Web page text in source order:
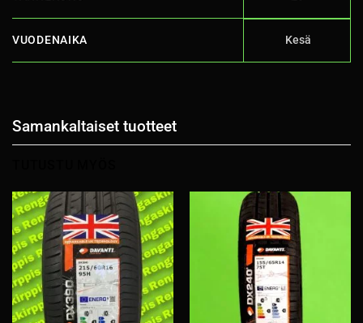
VUODENAIKA Kesä
Samankaltaiset tuotteet